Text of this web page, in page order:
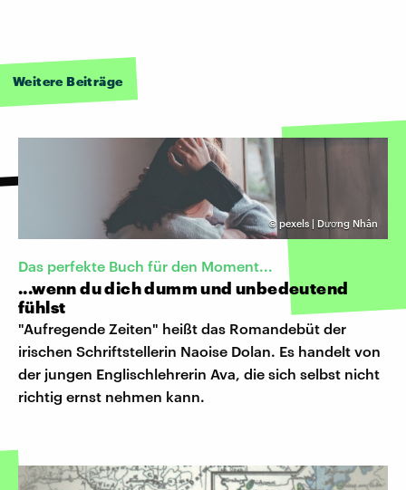
Weitere Beiträge
©pexels | Dương Nhân
Das perfekte Buch für den Moment...
...wenn du dich dumm und unbedeutend
fühlst
"Aufregende Zeiten" heißt das Romandebüt der
irischen Schriftstellerin Naoise Dolan. Es handelt von
der jungen Englischlehrerin Ava, die sich selbst nicht
richtig ernst nehmen kann.